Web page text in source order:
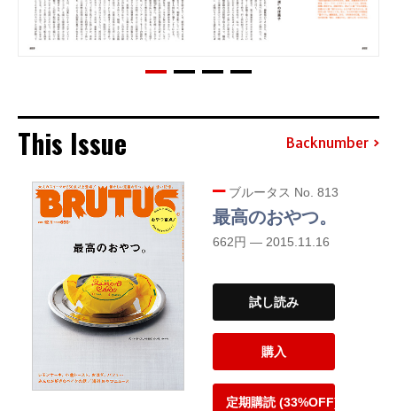
This Issue Backnumber
ブルータス No. 813
最高のおやつ。
662円 — 2015.11.16
試し読み
購入
定期購読 (33%OFF)